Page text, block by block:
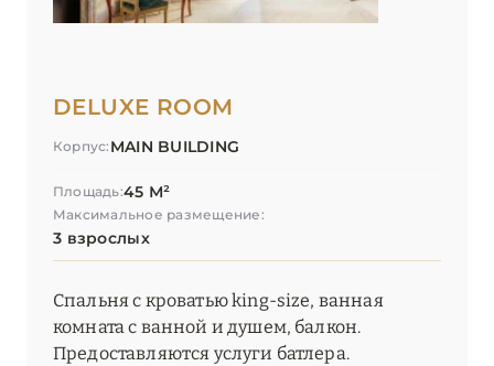
DELUXE ROOM
Корпус: MAIN BUILDING
Площадь:45 М²
Максимальное размещение:
3 взрослых
Спальня с кроватью king-size, ванная
комната с ванной и душем, балкон.
Предоставляются услуги батлера.